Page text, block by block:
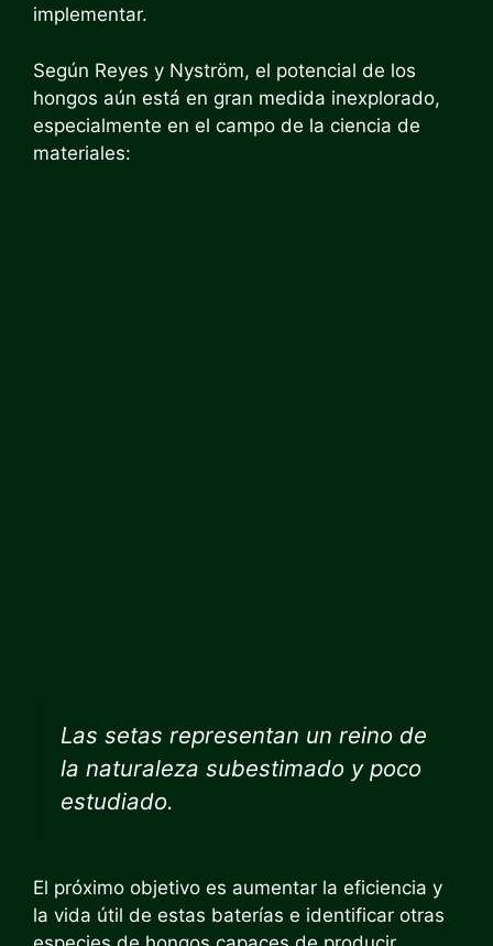
implementar.
Según Reyes y Nyström, el potencial de los
hongos aún está en gran medida inexplorado,
especialmente en el campo de la ciencia de
materiales:
Las setas representan un reino de
la naturaleza subestimado y poco
estudiado.
El próximo objetivo es aumentar la eficiencia y
la vida útil de estas baterías e identificar otras